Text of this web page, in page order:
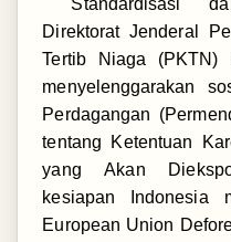
Standardisasi
Direktorat Jenderal
Tertib Niaga (PKTN)
menyelenggarakan
Perdagangan
tentang Ketentuan
yang Akan
kesiapan Indonesia
European Union